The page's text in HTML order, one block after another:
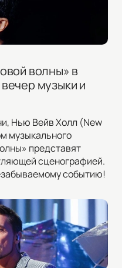
волны» в
музыки и
Нью Вейв Холл (New
музыкального
представят
сценографией.
событию!